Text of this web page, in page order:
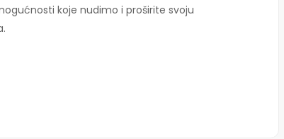
koje nudimo i proširite svoju